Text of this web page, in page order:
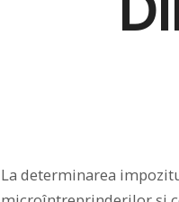
La determinarea